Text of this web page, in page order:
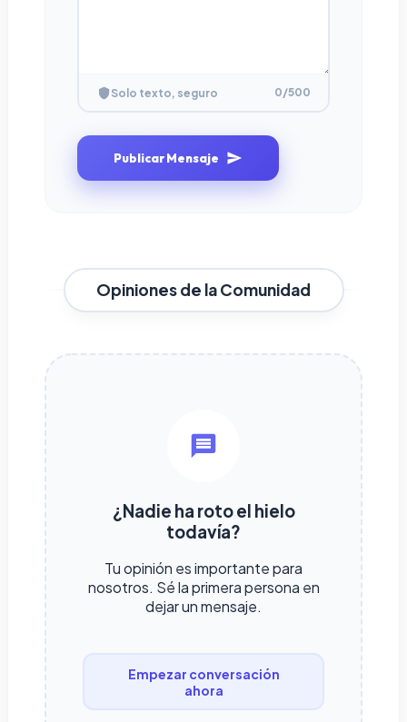
Solo texto, seguro 0/500
Publicar Mensaje
Opiniones de la Comunidad
¿Nadie ha roto el hielo
todavía?
Tu opinión es importante para
nosotros. Sé la primera persona en
dejar un mensaje.
Empezar conversación
ahora